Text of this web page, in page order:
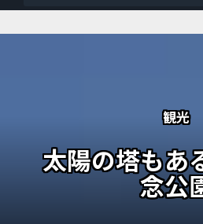
観光
太陽の塔もあ
念公